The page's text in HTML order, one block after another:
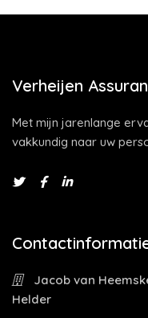
Verheijen
Met mijn jarenlange
vakkundig naar uw
Jacob van
Helder